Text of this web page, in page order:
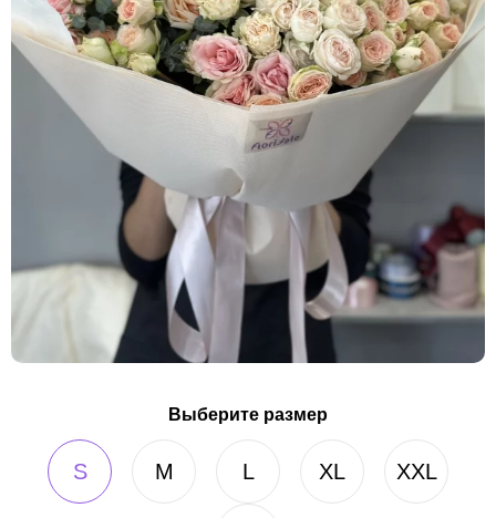
Выберите размер
S M L XL XXL